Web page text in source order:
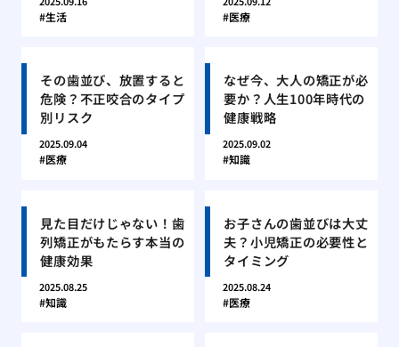
生活 医療
その歯並び、放置すると
危険？不正咬合のタイプ
別リスク
2025.09.04
医療
なぜ今、大人の矯正が必
要か？人生100年時代の
健康戦略
2025.09.02
知識
見た目だけじゃない！歯
列矯正がもたらす本当の
健康効果
2025.08.25
知識
お子さんの歯並びは大丈
夫？小児矯正の必要性と
タイミング
2025.08.24
医療